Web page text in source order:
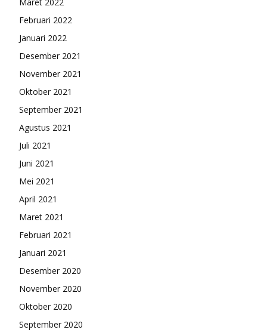
Februari 2022
Januari 2022
Desember 2021
November 2021
Oktober 2021
September 2021
Agustus 2021
Juli 2021
Juni 2021
Mei 2021
April 2021
Maret 2021
Februari 2021
Januari 2021
Desember 2020
November 2020
Oktober 2020
September 2020